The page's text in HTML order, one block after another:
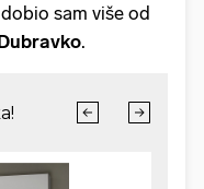
sam više od
.